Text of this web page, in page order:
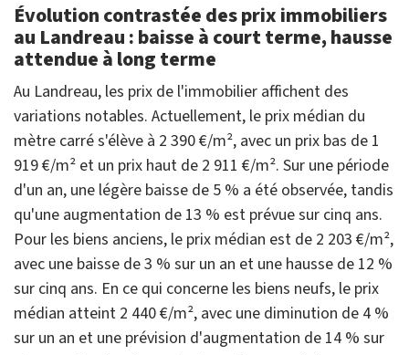
Évolution contrastée des prix immobiliers
au Landreau : baisse à court terme, hausse
attendue à long terme
Au Landreau, les prix de l'immobilier affichent des
variations notables. Actuellement, le prix médian du
mètre carré s'élève à 2 390 €/m², avec un prix bas de 1
919 €/m² et un prix haut de 2 911 €/m². Sur une période
d'un an, une légère baisse de 5 % a été observée, tandis
qu'une augmentation de 13 % est prévue sur cinq ans.
Pour les biens anciens, le prix médian est de 2 203 €/m²,
avec une baisse de 3 % sur un an et une hausse de 12 %
sur cinq ans. En ce qui concerne les biens neufs, le prix
médian atteint 2 440 €/m², avec une diminution de 4 %
sur un an et une prévision d'augmentation de 14 % sur